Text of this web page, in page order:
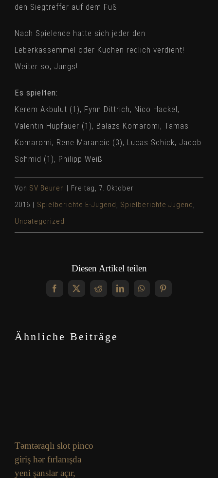
den Siegtreffer auf dem Fuß.
Nach Spielende hatte sich jeder den
Leberkässemmel oder Kuchen redlich verdient!
Weiter so, Jungs!
Es spielten:
Kerem Akbulut (1), Fynn Dittrich, Nico Hackel,
Valentin Hupfauer (1), Balazs Komaromi, Tamas
Komaromi, Rene Marancic (3), Lucas Schick, Jacob
Schmid (1), Philipp Weiß
Von SV Beuren | Freitag, 7. Oktober
2016 | Spielberichte E-Jugend, Spielberichte Jugend,
Uncategorized
Diesen Artikel teilen
Facebook Reddit LinkedInWhatsApp
Ähnliche Beiträge
Təmtəraqlı slot pinco
giriş hər fırlanışda
yeni şanslar açır,